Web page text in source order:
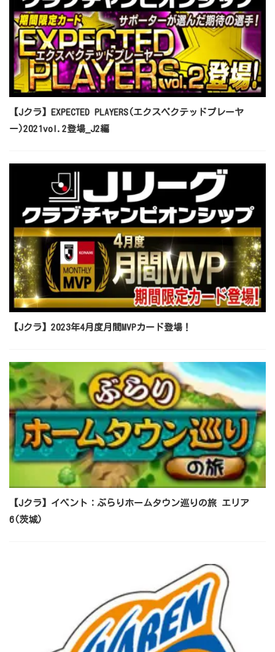
【Jクラ】EXPECTED PLAYERS(エクスペクテッドプレーヤ
ー)2021vol.2登場_J2編
【Jクラ】2023年4月度月間MVPカード登場！
【Jクラ】イベント：ぶらりホームタウン巡りの旅 エリア
6(茨城)